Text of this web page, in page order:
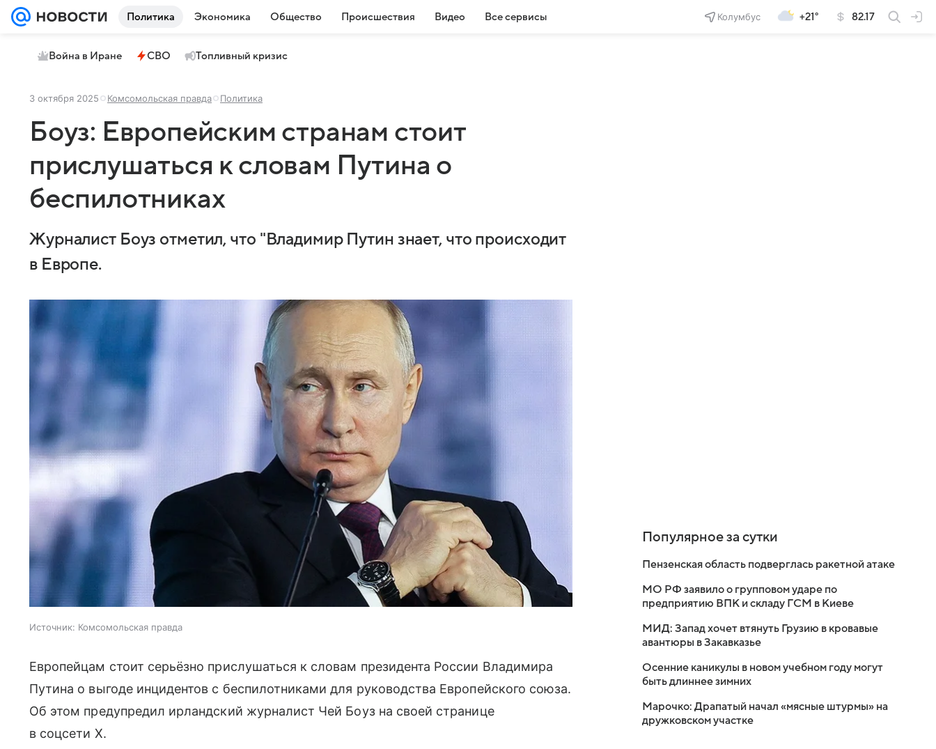
Политика Экономика Общество Происшествия Видео Все сервисы Колумбус +21° 82.17
Война в Иране СВО Топливный кризис
3 октября 2025 Комсомольская правда Политика
Боуз: Европейским странам стоит
прислушаться к словам Путина о
беспилотниках
Журналист Боуз отметил, что "Владимир Путин знает, что происходит
в Европе.
Источник: Комсомольская правда
Европейцам стоит серьёзно прислушаться к словам президента России Владимира
Путина о выгоде инцидентов с беспилотниками для руководства Европейского союза.
Об этом предупредил ирландский журналист Чей Боуз на своей странице
в соцсети Х.
Популярное за сутки
Пензенская область подверглась ракетной атаке
МО РФ заявило о групповом ударе по
предприятию ВПК и складу ГСМ в Киеве
МИД: Запад хочет втянуть Грузию в кровавые
авантюры в Закавказье
Осенние каникулы в новом учебном году могут
быть длиннее зимних
Марочко: Драпатый начал «мясные штурмы» на
дружковском участке